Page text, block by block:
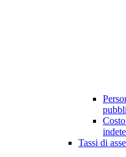
Tassi di